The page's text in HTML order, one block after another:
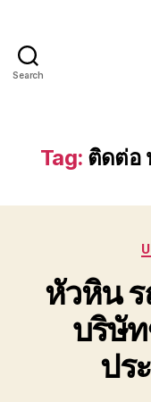
Search
Tag: ติดต่อ
หัวหิน
บริษั
ปร